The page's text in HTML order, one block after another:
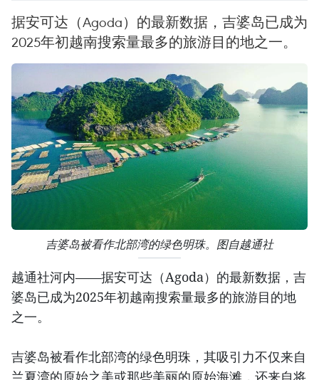
据安可达（Agoda）的最新数据，吉婆岛已成为
2025年初越南搜索量最多的旅游目的地之一。
吉婆岛被看作北部湾的绿色明珠。图自越通社
越通社河内——据安可达（Agoda）的最新数据，吉
婆岛已成为2025年初越南搜索量最多的旅游目的地
之一。
吉婆岛被看作北部湾的绿色明珠，其吸引力不仅来自
兰夏湾的原始之美或那些美丽的原始海滩，还来自将